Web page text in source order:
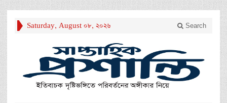
Saturday, August 08, 2026 Search